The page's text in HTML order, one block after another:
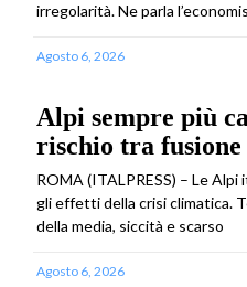
irregolarità. Ne parla
Agosto 6, 2026
Alpi sempre più
rischio tra fusione
ROMA (ITALPRESS) – Le
gli effetti della crisi climatica.
della media, siccità e scarso
Agosto 6, 2026